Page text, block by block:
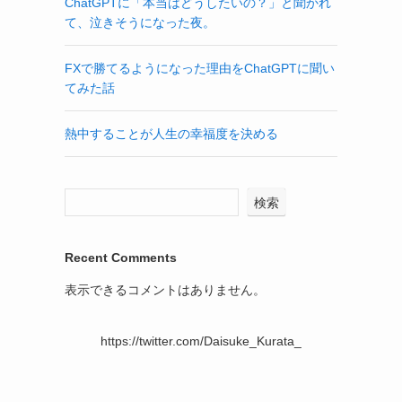
て、泣きそうになった夜。
FXで勝てるようになった理由をChatGPTに聞い
てみた話
熱中することが人生の幸福度を決める
検索
Recent Comments
表示できるコメントはありません。
https://twitter.com/Daisuke_Kurata_